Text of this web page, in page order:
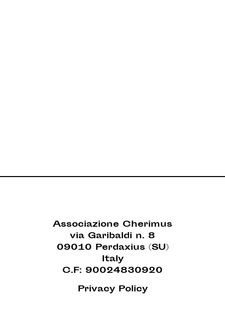
Associazione Cherimus
via Garibaldi n. 8
09010 Perdaxius (SU)
Italy
C.F: 90024830920
Privacy Policy